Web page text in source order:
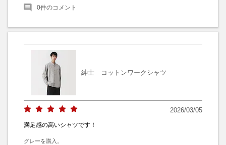
0件のコメント
紳士 コットンワークシャツ
2026/03/05
満足感の高いシャツです！
グレーを購入。